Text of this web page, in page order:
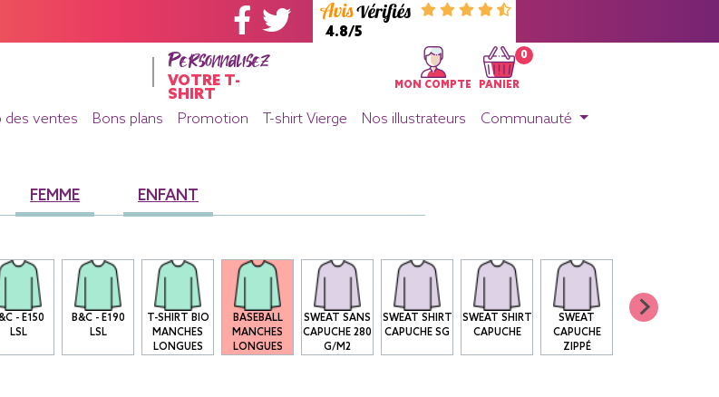
4.8/5
Personnalisez
VOTRE T-
SHIRT
MON COMPTE
0
PANIER
des ventes Bons plans Promotion T-shirt Vierge Nos illustrateurs Communauté
FEMME ENFANT
- E150
LSL
B&C - E190
LSL
T-SHIRT BIO
MANCHES
LONGUES
BASEBALL
MANCHES
LONGUES
SWEAT SANS
CAPUCHE 280
G/M2
SWEAT SHIRT
CAPUCHE SG
SWEAT SHIRT
CAPUCHE
SWEAT
CAPUCHE
ZIPPÉ